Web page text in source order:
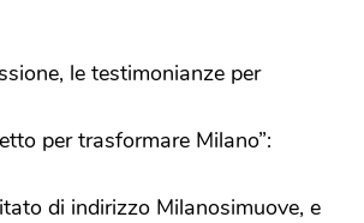
le testimonianze per
per trasformare Milano”:
di indirizzo Milanosimuove, e